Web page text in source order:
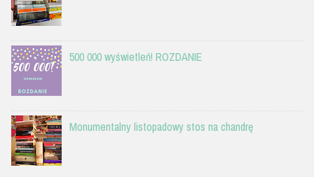
500 000 wyświetleń! ROZDANIE
Monumentalny listopadowy stos na chandrę